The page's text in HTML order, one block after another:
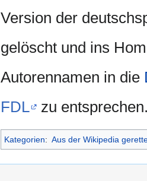
Version der
gelöscht und ins
Autorennamen in die
FDL zu
Kategorien: Aus der Wikipedia